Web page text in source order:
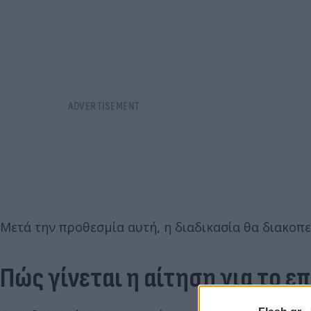
Μετά την προθεσμία αυτή, η διαδικασία θα
Πώς γίνεται η αίτηση για το